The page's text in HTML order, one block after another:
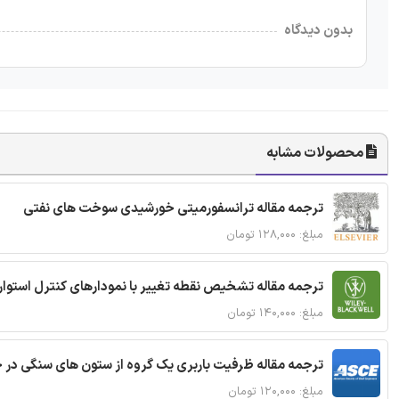
بدون دیدگاه
محصولات مشابه
ترجمه مقاله ترانسفورمیتی خورشیدی سوخت های نفتی
مبلغ: ۱۲۸,۰۰۰ تومان
ترجمه مقاله تشخیص نقطه تغییر با نمودارهای کنترل
مبلغ: ۱۴۰,۰۰۰ تومان
ترجمه مقاله ظرفیت باربری یک گروه از ستون های سنگی
مبلغ: ۱۲۰,۰۰۰ تومان